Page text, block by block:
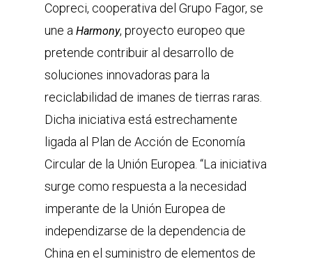
Copreci, cooperativa del Grupo Fagor, se
une a Harmony, proyecto europeo que
pretende contribuir al desarrollo de
soluciones innovadoras para la
reciclabilidad de imanes de tierras raras.
Dicha iniciativa está estrechamente
ligada al Plan de Acción de Economía
Circular de la Unión Europea. “La iniciativa
surge como respuesta a la necesidad
imperante de la Unión Europea de
independizarse de la dependencia de
China en el suministro de elementos de